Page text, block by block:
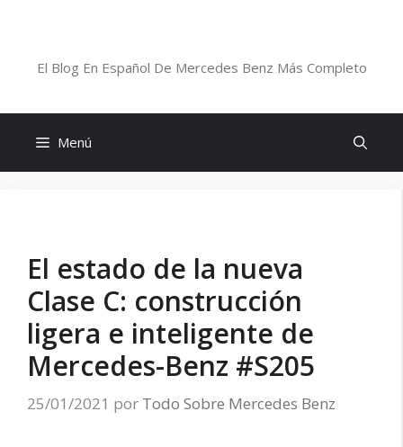
El Blog En Español De Mercedes Benz Más Completo
Menú
El estado de la nueva
Clase C: construcción
ligera e inteligente de
Mercedes-Benz #S205
25/01/2021 por Todo Sobre Mercedes Benz